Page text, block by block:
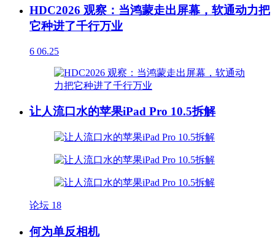
HDC2026 观察：当鸿蒙走出屏幕，软通动力把
它种进了千行万业
6 06.25
让人流口水的苹果iPad Pro 10.5拆解
论坛 18
何为单反相机